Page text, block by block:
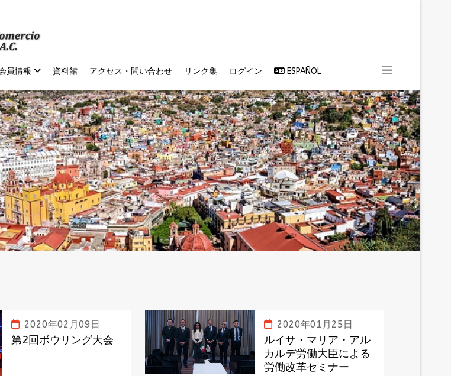
員情報 資料館 アクセス・問い合わせ リンク集 ログイン ESPAÑOL
2020年02月09日
第2回ボウリング大会
2020年01月25日
ルイサ・マリア・アル
カルデ労働大臣による
労働改革セミナー